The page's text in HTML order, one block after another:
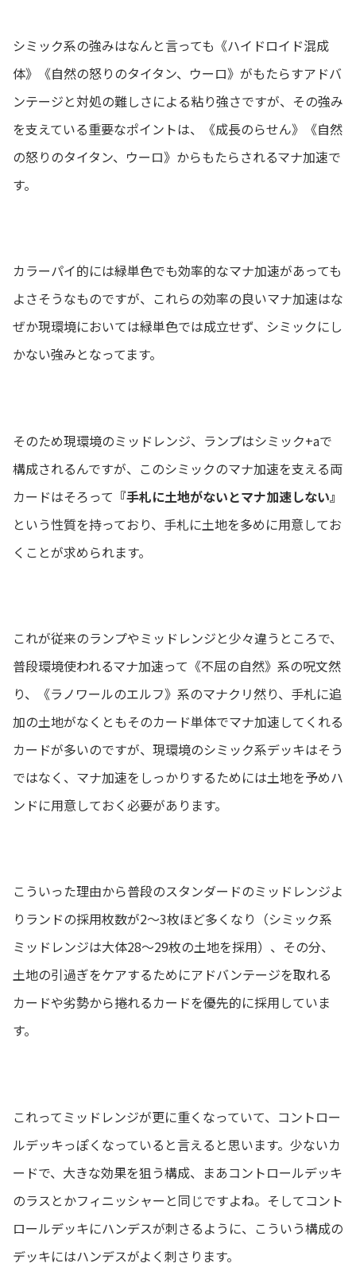
シミック系の強みはなんと言っても《ハイドロイド混成
体》《自然の怒りのタイタン、ウーロ》がもたらすアドバ
ンテージと対処の難しさによる粘り強さですが、その強み
を支えている重要なポイントは、《成長のらせん》《自然
の怒りのタイタン、ウーロ》からもたらされるマナ加速で
す。
カラーパイ的には緑単色でも効率的なマナ加速があっても
よさそうなものですが、これらの効率の良いマナ加速はな
ぜか現環境においては緑単色では成立せず、シミックにし
かない強みとなってます。
そのため現環境のミッドレンジ、ランプはシミック+aで
構成されるんですが、このシミックのマナ加速を支える両
カードはそろって 『手札に土地がないとマナ加速しない』
という性質を持っており、手札に土地を多めに用意してお
くことが求められます。
これが従来のランプやミッドレンジと少々違うところで、
普段環境使われるマナ加速って《不屈の自然》系の呪文然
り、《ラノワールのエルフ》系のマナクリ然り、手札に追
加の土地がなくともそのカード単体でマナ加速してくれる
カードが多いのですが、現環境のシミック系デッキはそう
ではなく、マナ加速をしっかりするためには土地を予めハ
ンドに用意しておく必要があります。
こういった理由から普段のスタンダードのミッドレンジよ
りランドの採用枚数が2〜3枚ほど多くなり（シミック系
ミッドレンジは大体28〜29枚の土地を採用）、その分、
土地の引過ぎをケアするためにアドバンテージを取れる
カードや劣勢から捲れるカードを優先的に採用していま
す。
これってミッドレンジが更に重くなっていて、コントロー
ルデッキっぽくなっていると言えると思います。少ないカ
ードで、大きな効果を狙う構成、まあコントロールデッキ
のラスとかフィニッシャーと同じですよね。そしてコント
ロールデッキにハンデスが刺さるように、こういう構成の
デッキにはハンデスがよく刺さります。